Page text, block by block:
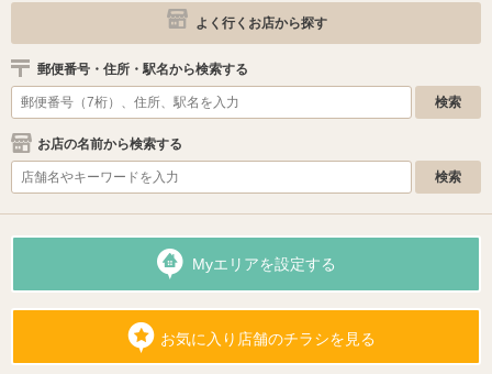
よく行くお店から探す
郵便番号・住所・駅名から検索する
お店の名前から検索する
Myエリアを設定する
お気に入り店舗のチラシを見る